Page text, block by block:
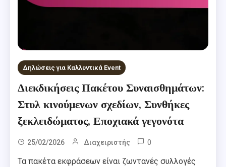
Δηλώσεις για Καλλυντικά Event
Διεκδικήσεις Πακέτου Συναισθημάτων:
Στυλ κινούμενων σχεδίων, Συνθήκες
ξεκλειδώματος, Εποχιακά γεγονότα
25/02/2026 Διαχειριστής 0
Τα πακέτα εκφράσεων είναι ζωντανές συλλογές